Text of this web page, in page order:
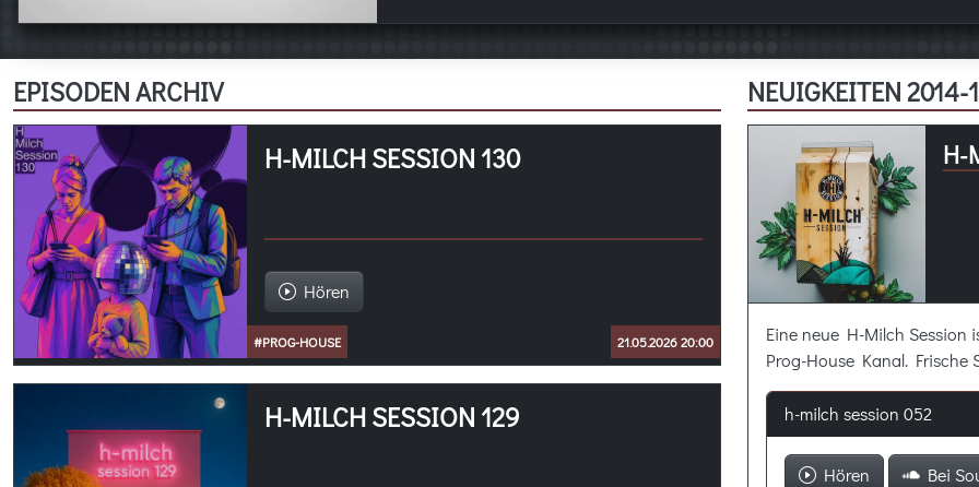
EPISODEN ARCHIV
H-MILCH SESSION 130
Hören
#PROG-HOUSE 21.05.2026 20:00
H-MILCH SESSION 129
NEUIGKEITEN 2014-
H-
Eine neue H-Milch Session
Prog-House Kanal. Frische
h-milch session 052
Hören Bei